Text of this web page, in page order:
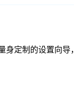
定制的设置向